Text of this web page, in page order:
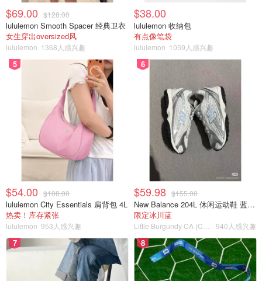
$69.00 $128.00
lululemon Smooth Spacer 经典卫衣
女生穿出oversized风
lululemon 1368人感兴趣
$38.00
lululemon 收纳包
有点像笔袋
lululemon 1059人感兴趣
5
$54.00 $108.00
lululemon City Essentials 肩背包 4L
热卖！库存紧张
lululemon 953人感兴趣
6
$59.98 $155.00
New Balance 204L 休闲运动鞋 蓝银色
限定冰川蓝
940人感兴趣
7 8